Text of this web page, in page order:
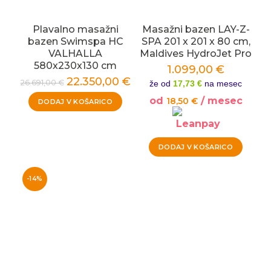
Plavalno masažni
bazen Swimspa HC
VALHALLA
580x230x130 cm
26.691,00€ 22.350,00 €
DODAJ V KOŠARICO
Masažni bazen LAY-Z-
SPA 201 x 201 x 80 cm,
Maldives HydroJet Pro
1.099,00 €
že od 17,73 € na mesec
od 18,50 €/ mesec
DODAJ V KOŠARICO
-14%